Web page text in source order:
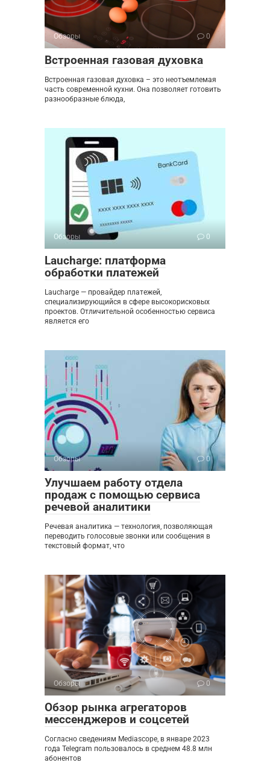
Обзоры 0
Встроенная газовая духовка
Встроенная газовая духовка – это неотъемлемая
часть современной кухни. Она позволяет готовить
разнообразные блюда,
Обзоры 0
Laucharge: платформа
обработки платежей
Laucharge — провайдер платежей,
специализирующийся в сфере высокорисковых
проектов. Отличительной особенностью сервиса
является его
Обзоры 0
Улучшаем работу отдела
продаж с помощью сервиса
речевой аналитики
Речевая аналитика — технология, позволяющая
переводить голосовые звонки или сообщения в
текстовый формат, что
Обзоры 0
Обзор рынка агрегаторов
мессенджеров и соцсетей
Согласно сведениям Mediascope, в январе 2023
года Telegram пользовалось в среднем 48.8 млн
абонентов